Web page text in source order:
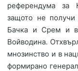
референдума за
защото не получи
Бачка и Срем и
Войводина.
мнозинство и в
формирано